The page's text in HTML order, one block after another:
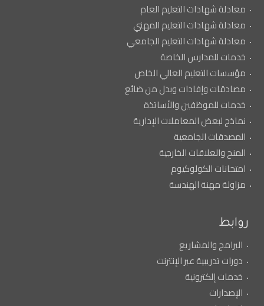
معادلة شهادات التعليم العام
معادلة شهادات التعليم المهني
معادلة شهادات التعليم الجامعي
خدمات للمدارس الخاصة
مؤسسات التعليم العالي الخاص
مصادقات وإفادات وبدل من ضائع
خدمات للموظفين والأساتذة
نماذج لبعض المعاملات الإدارية
المصدقات الجامعية
المنح والعلاقات الخارجية
امتحانات الكولوكيوم
مزاولة مهنة الهندسة
روابط
البرامج والمشاريع
دورات تدريبية عبر الإنترنت
خدمات إلكترونية
الإصدارات